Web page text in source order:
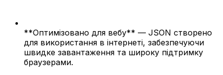
**Оптимізовано для вебу** — JSON створено
для використання в інтернеті, забезпечуючи
швидке завантаження та широку підтримку
браузерами.